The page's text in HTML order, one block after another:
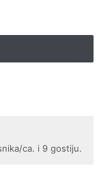
ca. i 9 gostiju.